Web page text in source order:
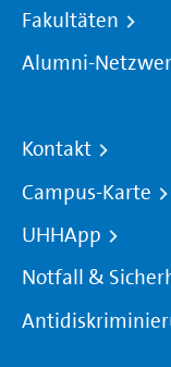
Fakultäten
Alumni-
Kontakt
Campus-Karte
UHHApp
Notfall &